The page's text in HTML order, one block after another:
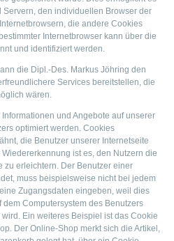
den individuellen Browser der
die andere Cookies
Internetbrowser kann über die
und identifiziert werden.
die Dipl.-Des. Markus Jöhring den
Services bereitstellen, die
wären.
und Angebote auf unserer
optimiert werden. Cookies
die Benutzer unserer Internetseite
ist es, den Nutzern die
zu erleichtern. Der Benutzer einer
muss beispielsweise nicht bei jedem
Zugangsdaten eingeben, weil dies
Computersystem des Benutzers
Ein weiteres Beispiel ist das Cookie
Der Online-Shop merkt sich die Artikel,